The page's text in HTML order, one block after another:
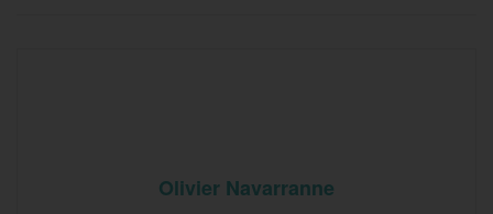
Olivier Navarranne